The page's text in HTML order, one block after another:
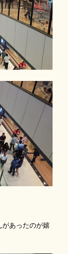
あったのが嬉